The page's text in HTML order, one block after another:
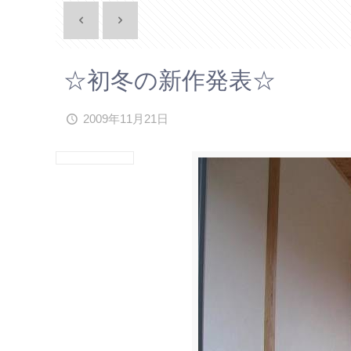
☆初冬の新作発表☆
2009年11月21日